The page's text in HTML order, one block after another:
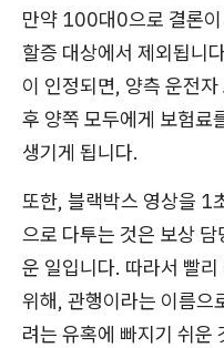
만약 100대0으로 결론
할증 대상에서 제외됩니
이 인정되면, 양측 운전
후 양쪽 모두에게 보험료
생기게 됩니다.
또한, 블랙박스 영상을 1
으로 다투는 것은 보상
운 일입니다. 따라서 빨
위해, 관행이라는 이름으
려는 유혹에 빠지기 쉬운